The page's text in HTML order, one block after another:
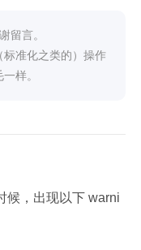
留言。
标准化之类的）操作
样。
候，出现以下 warni